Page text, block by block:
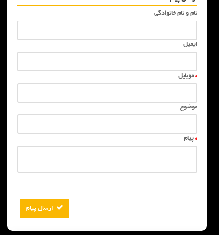
نام و نام خانوادگی
ایمیل
*موبایل
موضوع
* پیام
ارسال پیام